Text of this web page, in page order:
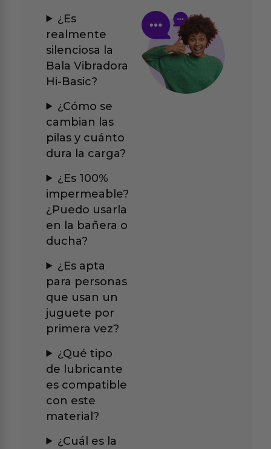
¿Es
realmente
silenciosa la
Bala Vibradora
Hi-Basic?
¿Cómo se
cambian las
pilas y cuánto
dura la carga?
¿Es 100%
impermeable?
¿Puedo usarla
en la bañera o
ducha?
¿Es apta
para personas
que usan un
juguete por
primera vez?
¿Qué tipo
de lubricante
es compatible
con este
material?
¿Cuál es la